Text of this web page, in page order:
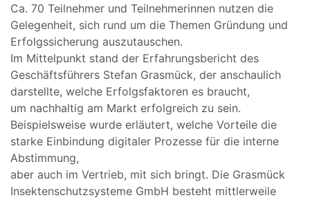
Ca. 70 Teilnehmer und Teilnehmerinnen nutzen die
Gelegenheit, sich rund um die Themen Gründung und
Erfolgssicherung auszutauschen.
Im Mittelpunkt stand der Erfahrungsbericht des
Geschäftsführers Stefan Grasmück, der anschaulich
darstellte, welche Erfolgsfaktoren es braucht,
um nachhaltig am Markt erfolgreich zu sein.
Beispielsweise wurde erläutert, welche Vorteile die
starke Einbindung digitaler Prozesse für die interne
Abstimmung,
aber auch im Vertrieb, mit sich bringt. Die Grasmück
Insektenschutzsysteme GmbH besteht mittlerweile